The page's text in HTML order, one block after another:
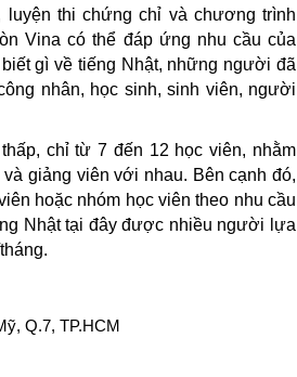
luyện thi chứng chỉ và chương trình
Vina có thể đáp ứng nhu cầu của
gì về tiếng Nhật, những người đã
nhân, học sinh, sinh viên, người
chỉ từ 7 đến 12 học viên, nhằm
giảng viên với nhau. Bên cạnh đó,
hoặc nhóm học viên theo nhu cầu
Nhật tại đây được nhiều người lựa
Q.7, TP.HCM